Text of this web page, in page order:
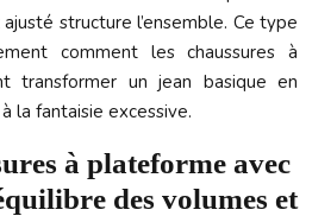
structure l’ensemble. Ce type
comment les chaussures à
transformer un jean basique en
la fantaisie excessive.
à plateforme avec
des volumes et